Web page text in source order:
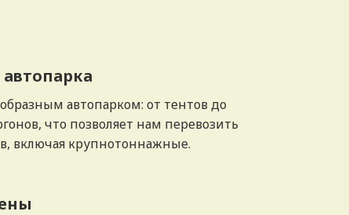
автопарком: от тентов до
что позволяет нам перевозить
включая крупнотоннажные.